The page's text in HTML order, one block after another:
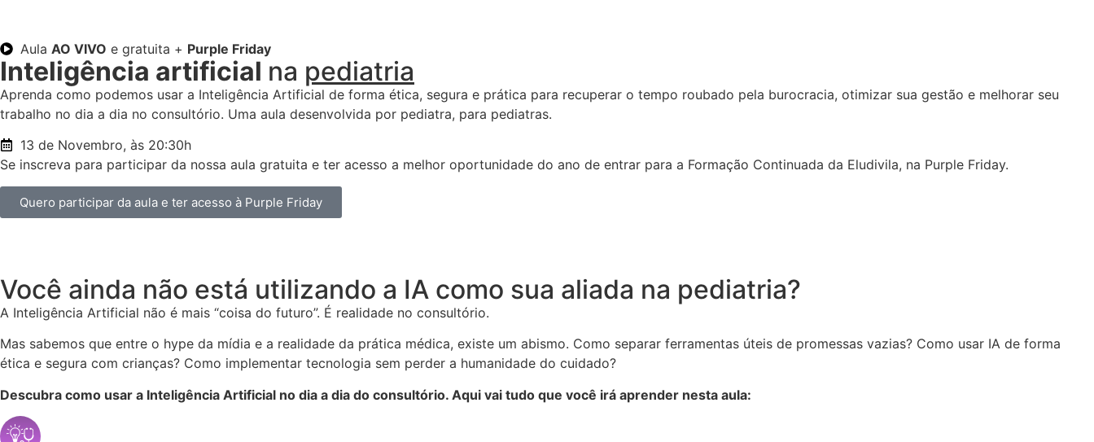
Aula AO VIVO e gratuita + Purple Friday
Inteligência artificial na pediatria
Aprenda como podemos usar a Inteligência Artificial de forma ética, segura e prática para recuperar o tempo roubado pela burocracia, otimizar sua gestão e melhorar seu
trabalho no dia a dia no consultório. Uma aula desenvolvida por pediatra, para pediatras.
13 de Novembro, às 20:30h
Se inscreva para participar da nossa aula gratuita e ter acesso a melhor oportunidade do ano de entrar para a Formação Continuada da Eludivila, na Purple Friday.
Quero participar da aula e ter acesso à Purple Friday
Você ainda não está utilizando a IA como sua aliada na pediatria?
A Inteligência Artificial não é mais “coisa do futuro”. É realidade no consultório.
Mas sabemos que entre o hype da mídia e a realidade da prática médica, existe um abismo. Como separar ferramentas úteis de promessas vazias? Como usar IA de forma
ética e segura com crianças? Como implementar tecnologia sem perder a humanidade do cuidado?
Descubra como usar a Inteligência Artificial no dia a dia do consultório. Aqui vai tudo que você irá aprender nesta aula: